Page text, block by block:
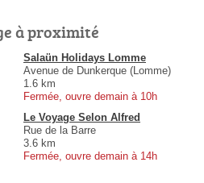
à proximité
Salaün Holidays Lomme
Avenue de Dunkerque (Lomme)
1.6 km
Fermée, ouvre demain à 10h
Le Voyage Selon Alfred
Rue de la Barre
3.6 km
Fermée, ouvre demain à 14h